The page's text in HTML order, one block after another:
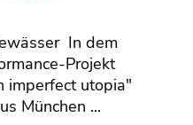
In dem
Projekt
imperfect utopia"
München ...